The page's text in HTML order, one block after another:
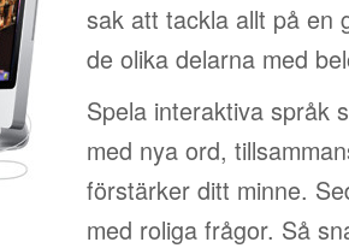
sak att tackla allt på en
de olika delarna med
Spela interaktiva språk
med nya ord,
förstärker ditt minne.
med roliga frågor. Så